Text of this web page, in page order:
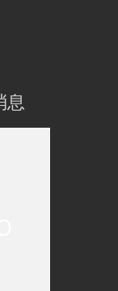
息